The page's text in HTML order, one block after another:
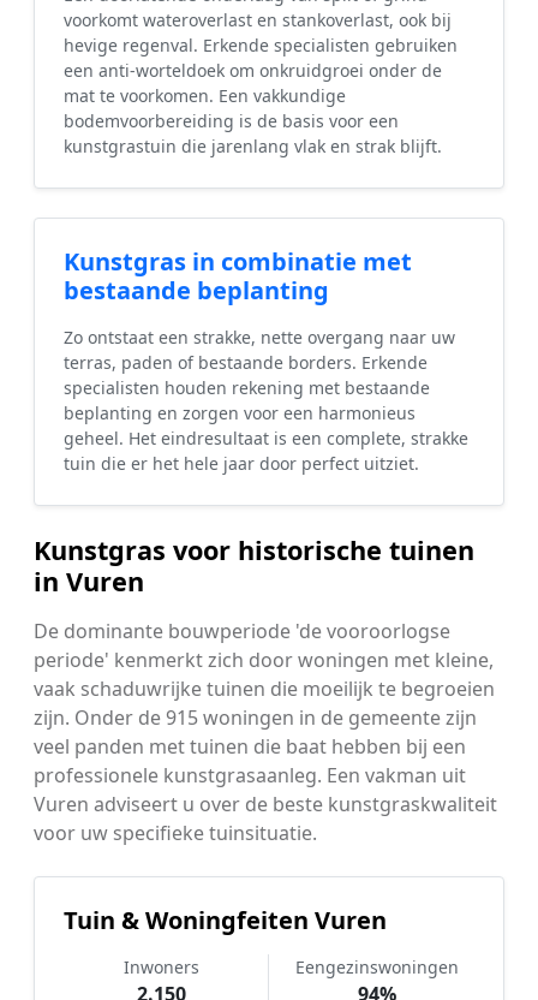
voorkomt wateroverlast en stankoverlast, ook bij
hevige regenval. Erkende specialisten gebruiken
een anti-worteldoek om onkruidgroei onder de
mat te voorkomen. Een vakkundige
bodemvoorbereiding is de basis voor een
kunstgrastuin die jarenlang vlak en strak blijft.
Kunstgras in combinatie met
bestaande beplanting
Zo ontstaat een strakke, nette overgang naar uw
terras, paden of bestaande borders. Erkende
specialisten houden rekening met bestaande
beplanting en zorgen voor een harmonieus
geheel. Het eindresultaat is een complete, strakke
tuin die er het hele jaar door perfect uitziet.
Kunstgras voor historische tuinen
in Vuren
De dominante bouwperiode 'de vooroorlogse
periode' kenmerkt zich door woningen met kleine,
vaak schaduwrijke tuinen die moeilijk te begroeien
zijn. Onder de 915 woningen in de gemeente zijn
veel panden met tuinen die baat hebben bij een
professionele kunstgrasaanleg. Een vakman uit
Vuren adviseert u over de beste kunstgraskwaliteit
voor uw specifieke tuinsituatie.
Tuin & Woningfeiten Vuren
Inwoners
2.150
Eengezinswoningen
94%